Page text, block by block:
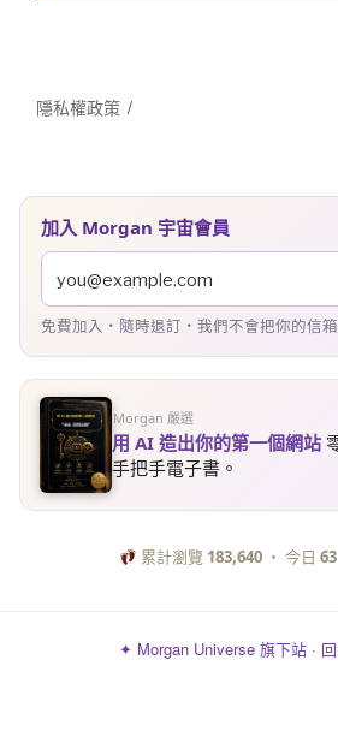
隱私權政策
加入 Morgan 宇宙會員
免費加入・隨時退訂・我們不會把你的信
Morgan 嚴選
用 AI 造出你的第一個網站
手把手電子書。
累計瀏覽 183,640・ 今日 63
✦ Morgan Universe 旗下站 ·